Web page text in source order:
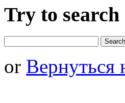
Try to search
or Вернуться